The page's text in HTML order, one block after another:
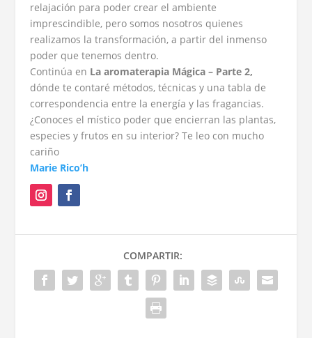
relajación para poder crear el ambiente
imprescindible, pero somos nosotros quienes
realizamos la transformación, a partir del inmenso
poder que tenemos dentro.
Continúa en La aromaterapia Mágica – Parte 2,
dónde te contaré métodos, técnicas y una tabla de
correspondencia entre la energía y las fragancias.
¿Conoces el místico poder que encierran las plantas,
especies y frutos en su interior? Te leo con mucho
cariño
Marie Rico’h
COMPARTIR: